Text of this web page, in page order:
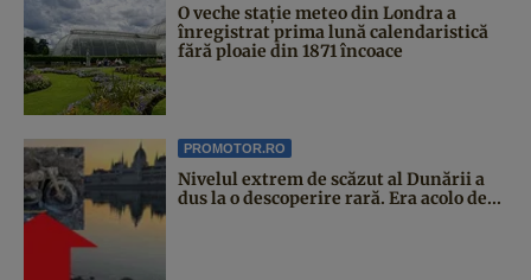
O veche stație meteo din Londra a
înregistrat prima lună calendaristică
fără ploaie din 1871 încoace
PROMOTOR.RO
Nivelul extrem de scăzut al Dunării a
dus la o descoperire rară. Era acolo de...